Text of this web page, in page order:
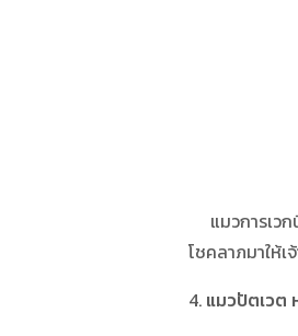
มีนา
ศรีศ
สองเ
ด่างที่
แมวการเวก
โชคลาภมาให้เ
4. แมวปัตเวต